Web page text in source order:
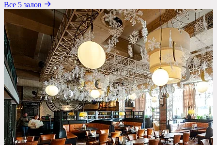
до 150 чел
Бюджет на персону
Важные условия
Танцпол
Со сценой
Все 5 залов